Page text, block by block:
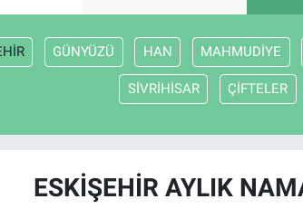
GÜNYÜZÜ HAN MAHMUDİYE
SİVRİHİSAR ÇİFTELER
ESKİŞEHİR AYLIK